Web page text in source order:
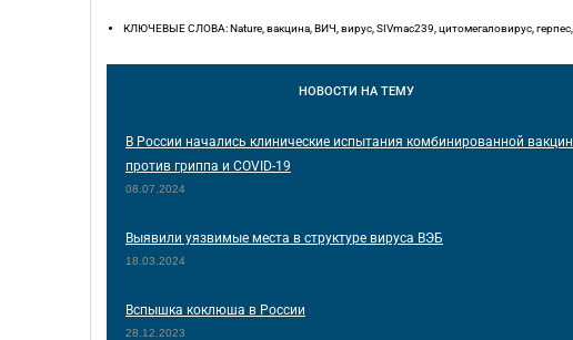
КЛЮЧЕВЫЕ СЛОВА: Nature, вакцина, ВИЧ, вирус, SIVmac239, цитомегаловирус,
НОВОСТИ НА ТЕМУ
В России начались клинические испытания комбинированной
против гриппа и COVID-19
08.07.2024
Выявили уязвимые места в структуре вируса ВЭБ
18.03.2024
Вспышка коклюша в России
28.12.2023